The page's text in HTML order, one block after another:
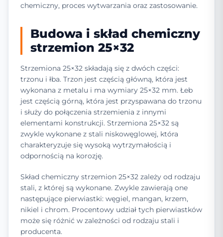
chemiczny, proces wytwarzania oraz zastosowanie.
Budowa i skład chemiczny
strzemion 25×32
Strzemiona 25×32 składają się z dwóch części:
trzonu i łba. Trzon jest częścią główną, która jest
wykonana z metalu i ma wymiary 25×32 mm. Łeb
jest częścią górną, która jest przyspawana do trzonu
i służy do połączenia strzemienia z innymi
elementami konstrukcji. Strzemiona 25×32 są
zwykle wykonane z stali niskowęglowej, która
charakteryzuje się wysoką wytrzymałością i
odpornością na korozję.
Skład chemiczny strzemion 25×32 zależy od rodzaju
stali, z której są wykonane. Zwykle zawierają one
następujące pierwiastki: węgiel, mangan, krzem,
nikiel i chrom. Procentowy udział tych pierwiastków
może się różnić w zależności od rodzaju stali i
producenta.